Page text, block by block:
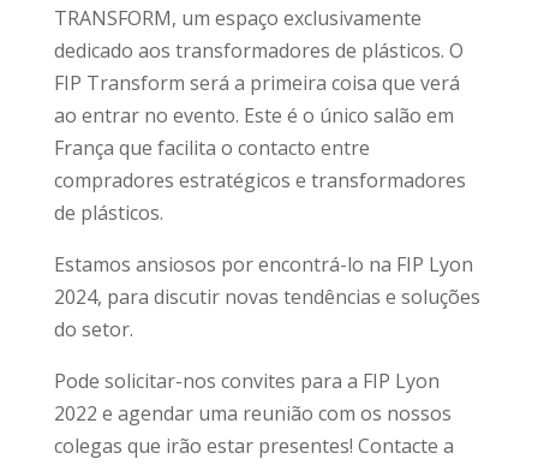
TRANSFORM, um espaço exclusivamente
dedicado aos transformadores de plásticos. O
FIP Transform será a primeira coisa que verá
ao entrar no evento. Este é o único salão em
França que facilita o contacto entre
compradores estratégicos e transformadores
de plásticos.
Estamos ansiosos por encontrá-lo na FIP Lyon
2024, para discutir novas tendências e soluções
do setor.
Pode solicitar-nos convites para a FIP Lyon
2022 e agendar uma reunião com os nossos
colegas que irão estar presentes! Contacte a